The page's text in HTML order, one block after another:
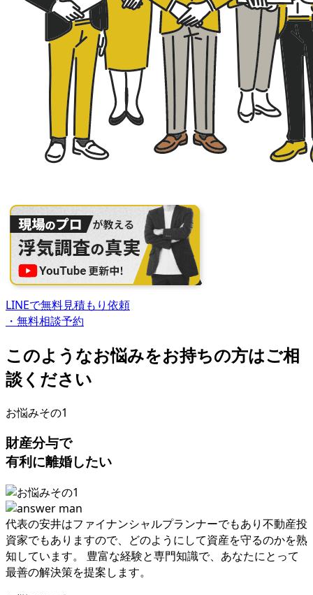
LINEで無料見積もり依頼
・無料相談予約
このようなお悩みをお持ちの方はご相
談ください
お悩みその1
財産分与で
有利に離婚したい
代表の安井はファイナンシャルプランナーでもあり不動産投
資家でもありますので、 どのようにして資産を守るのかを熟
知しています。 豊富な経験と専⾨知識で、 あなたにとって
最善の解決策を提案します。